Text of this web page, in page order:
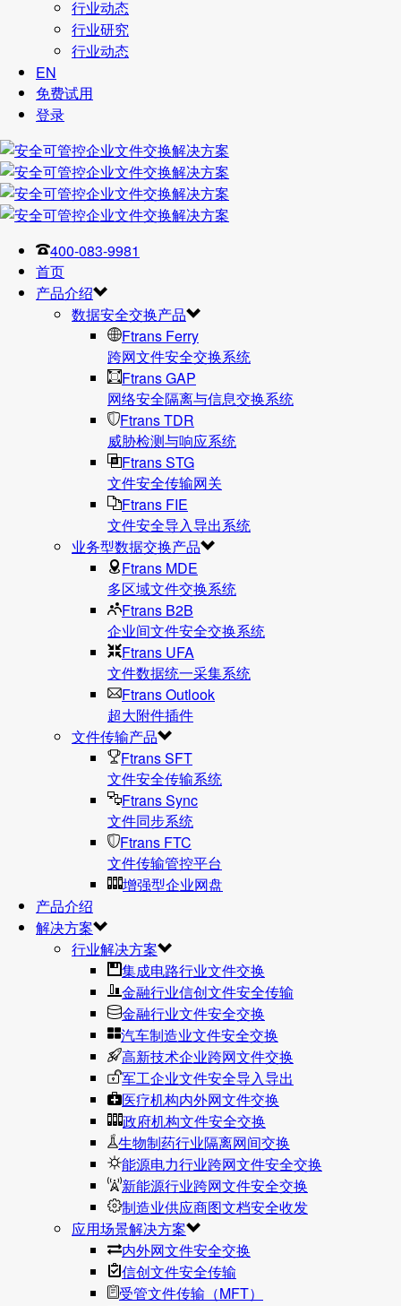
行业动态
行业研究
行业动态
EN
免费试用
登录
400-083-9981
首页
产品介绍
数据安全交换产品
Ftrans Ferry
跨网文件安全交换系统
Ftrans GAP
网络安全隔离与信息交换系统
Ftrans TDR
威胁检测与响应系统
Ftrans STG
文件安全传输网关
Ftrans FIE
文件安全导入导出系统
业务型数据交换产品
Ftrans MDE
多区域文件交换系统
Ftrans B2B
企业间文件安全交换系统
Ftrans UFA
文件数据统⼀采集系统
Ftrans Outlook
超大附件插件
文件传输产品
Ftrans SFT
文件安全传输系统
Ftrans Sync
文件同步系统
Ftrans FTC
文件传输管控平台
增强型企业网盘
产品介绍
解决方案
行业解决方案
集成电路行业文件交换
金融行业信创文件安全传输
金融行业文件安全交换
汽车制造业文件安全交换
高新技术企业跨网文件交换
军工企业文件安全导入导出
医疗机构内外网文件交换
政府机构文件安全交换
生物制药行业隔离网间交换
能源电力行业跨网文件安全交换
新能源行业跨网文件安全交换
制造业供应商图文档安全收发
应用场景解决方案
内外网文件安全交换
信创文件安全传输
受管文件传输（MFT）